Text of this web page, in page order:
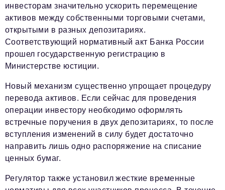
инвесторам значительно ускорить перемещение
активов между собственными торговыми счетами,
открытыми в разных депозитариях.
Соответствующий нормативный акт Банка России
прошел государственную регистрацию в
Министерстве юстиции.
Новый механизм существенно упрощает процедуру
перевода активов. Если сейчас для проведения
операции инвестору необходимо оформлять
встречные поручения в двух депозитариях, то после
вступления изменений в силу будет достаточно
направить лишь одно распоряжение на списание
ценных бумаг.
Регулятор также установил жесткие временные